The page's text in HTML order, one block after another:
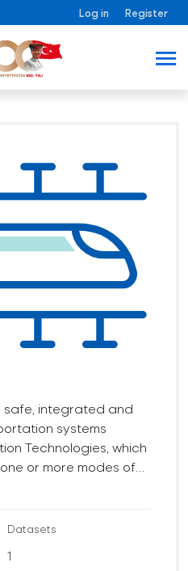
Log in Register
safe, integrated and
systems
Technologies, which
or more modes of...
Datasets
1